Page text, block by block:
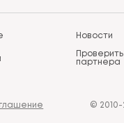
Новости
партнера
©